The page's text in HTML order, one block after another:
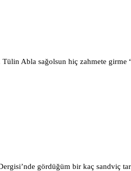
Abla sağolsun hiç zahmete girme
gördüğüm bir kaç sandviç